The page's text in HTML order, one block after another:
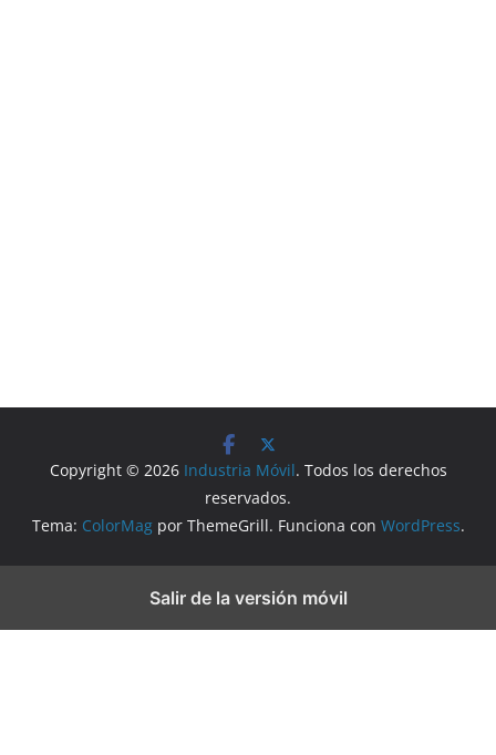
Copyright © 2026 Industria Móvil. Todos los derechos
reservados.
Tema: ColorMagpor ThemeGrill. Funciona con WordPress.
Salir de la versión móvil